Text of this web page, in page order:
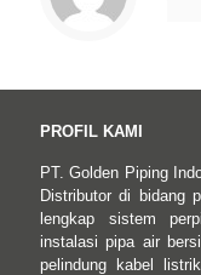
PROFIL KAMI
PT. Golden Piping
Distributor di bidang
lengkap sistem
instalasi pipa air
pelindung kabel